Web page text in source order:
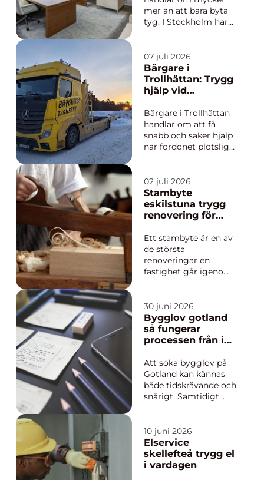
mer än att bara byta
tyg. I Stockholm har
material och
personlig inredning
vuxit snabbt. Många
vill bevara sina
liv åt arvegods eller
lyfta en hel mil...
07 juli 2026
Bärgare i
Trollhättan: Trygg
hjälp vid
dygnet runt
Bärgare i Trollhättan
handlar om att få
snabb och säker hjälp
när fordonet plötsligt
rusningstrafik på E45
eller på en mindre väg
utanför stan. Med
professionell...
02 juli 2026
Stambyte
eskilstuna trygg
renovering för
ngar och
villaägare
Ett stambyte är en av
de största
renoveringar en
fastighet går igenom.
före 1980 börjar rören
närma sig slutet av
sin livslängd. Då
uppstår frågan: ska
eller ta tag i ett
komplett stambyte?
Genom...
30 juni 2026
Bygglov gotland
så fungerar
processen från idé
Att söka bygglov på
Gotland kan kännas
både tidskrävande och
snårigt. Samtidigt
verklighet eller
fastnar på ritbordet.
För den som planerar
att bygga nytt, bygga
10 juni 2026
Elservice
skellefteå trygg el
i vardagen